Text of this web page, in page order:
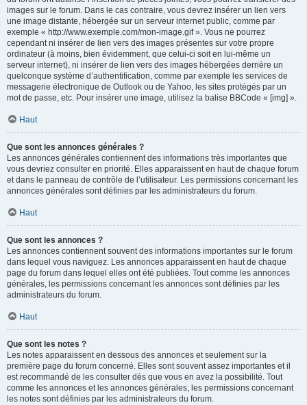
images sur le forum. Dans le cas contraire, vous devrez insérer un lien vers
une image distante, hébergée sur un serveur internet public, comme par
exemple « http://www.exemple.com/mon-image.gif ». Vous ne pourrez
cependant ni insérer de lien vers des images présentes sur votre propre
ordinateur (à moins, bien évidemment, que celui-ci soit en lui-même un
serveur internet), ni insérer de lien vers des images hébergées derrière un
quelconque système d’authentification, comme par exemple les services de
messagerie électronique de Outlook ou de Yahoo, les sites protégés par un
mot de passe, etc. Pour insérer une image, utilisez la balise BBCode « [img] ».
Haut
Que sont les annonces générales ?
Les annonces générales contiennent des informations très importantes que
vous devriez consulter en priorité. Elles apparaissent en haut de chaque forum
et dans le panneau de contrôle de l’utilisateur. Les permissions concernant les
annonces générales sont définies par les administrateurs du forum.
Haut
Que sont les annonces ?
Les annonces contiennent souvent des informations importantes sur le forum
dans lequel vous naviguez. Les annonces apparaissent en haut de chaque
page du forum dans lequel elles ont été publiées. Tout comme les annonces
générales, les permissions concernant les annonces sont définies par les
administrateurs du forum.
Haut
Que sont les notes ?
Les notes apparaissent en dessous des annonces et seulement sur la
première page du forum concerné. Elles sont souvent assez importantes et il
est recommandé de les consulter dès que vous en avez la possibilité. Tout
comme les annonces et les annonces générales, les permissions concernant
les notes sont définies par les administrateurs du forum.